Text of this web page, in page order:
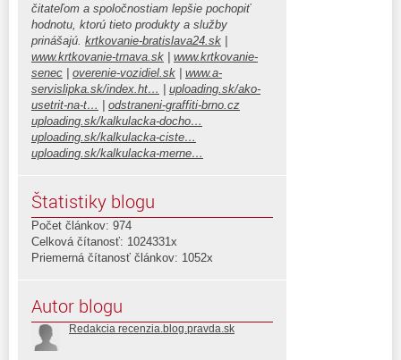
čitateľom a spoločnostiam lepšie pochopiť
hodnotu, ktorú tieto produkty a služby
prinášajú. krtkovanie-bratislava24.sk |
www.krtkovanie-trnava.sk | www.krtkovanie-
senec | overenie-vozidiel.sk | www.a-
servislipka.sk/index.ht… | uploading.sk/ako-
usetrit-na-t… | odstraneni-graffiti-brno.cz
uploading.sk/kalkulacka-docho…
uploading.sk/kalkulacka-ciste…
uploading.sk/kalkulacka-merne…
Štatistiky blogu
Počet článkov: 974
Celková čítanosť: 1024331x
Priemerná čítanosť článkov: 1052x
Autor blogu
Redakcia recenzia.blog.pravda.sk